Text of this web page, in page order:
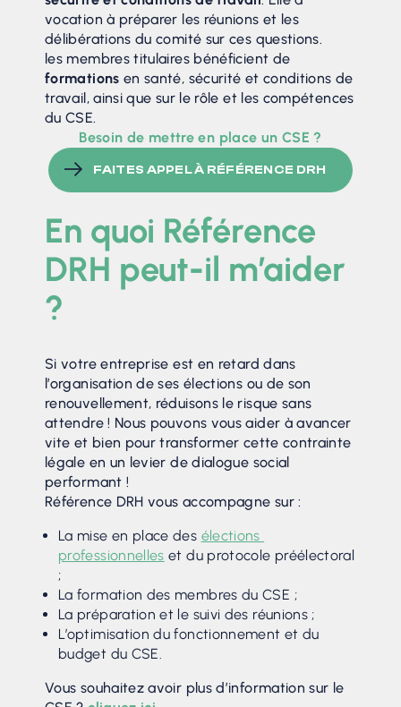
vocation à préparer les réunions et les
délibérations du comité sur ces questions.
les membres titulaires bénéficient de
formations en santé, sécurité et conditions de
travail, ainsi que sur le rôle et les compétences
du CSE.
Besoin de mettre en place un CSE ?
FAITES APPEL À RÉFÉRENCE DRH
En quoi Référence
DRH peut-il m’aider
?
Si votre entreprise est en retard dans
l’organisation de ses élections ou de son
renouvellement, réduisons le risque sans
attendre ! Nous pouvons vous aider à avancer
vite et bien pour transformer cette contrainte
légale en un levier de dialogue social
performant !
Référence DRH vous accompagne sur :
La mise en place des élections
professionnelles et du protocole préélectoral
;
La formation des membres du CSE ;
La préparation et le suivi des réunions ;
L’optimisation du fonctionnement et du
budget du CSE.
Vous souhaitez avoir plus d’information sur le